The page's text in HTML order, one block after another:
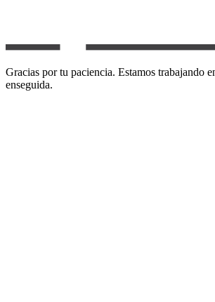
Gracias por tu paciencia. Estamos trabajando
enseguida.